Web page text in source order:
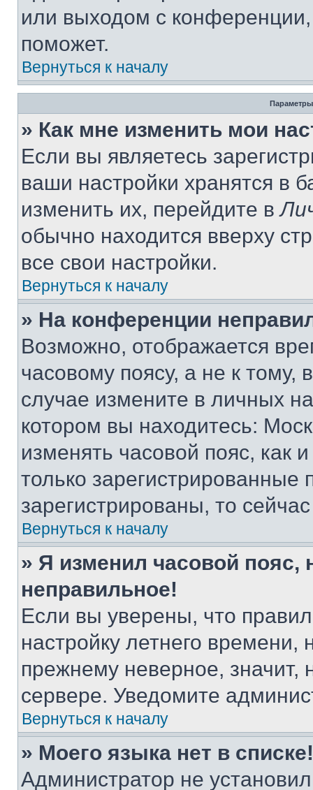
или выходом с
поможет.
Вернуться к началу
Параметры
» Как мне изменить мои
Если вы являетесь
ваши настройки хранятся в
изменить их, перейдите в
обычно находится вверху
все свои настройки.
Вернуться к началу
» На конференции
Возможно, отображается
часовому поясу, а не к тому,
случае измените в личных
котором вы находитесь:
изменять часовой пояс, как
только
зарегистрированы, то
Вернуться к началу
» Я изменил часовой пояс,
неправильное!
Если вы уверены, что
настройку летнего
прежнему неверное, значит,
сервере. Уведомите
Вернуться к началу
» Моего языка нет в списке!
Администратор не